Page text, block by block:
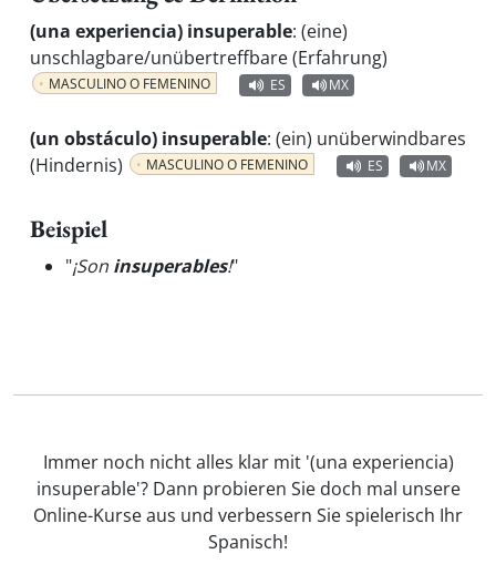
(una experiencia) insuperable: (eine)
unschlagbare/unübertreffbare (Erfahrung)
MASCULINO O FEMENINO ES MX
(un obstáculo) insuperable: (ein) unüberwindbares
(Hindernis)
MASCULINO O FEMENINO ES MX
Beispiel
"¡Son insuperables!"
Immer noch nicht alles klar mit '(una experiencia)
insuperable'? Dann probieren Sie doch mal unsere
Online-Kurse aus und verbessern Sie spielerisch Ihr
Spanisch!